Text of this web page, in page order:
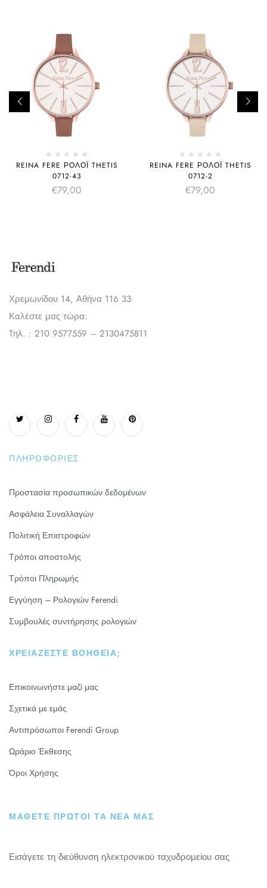
REINA FERE ΡΟΛΌΙ THETIS
0712-43
€79,00
REINA FERE ΡΟΛΌΙ THETIS
0712-2
€79,00
Χρεμωνίδου 14, Αθήνα 116 33
Καλέστε μας τώρα:
Tηλ. : 210 9577559 – 2130475811
ΠΛΗΡΟΦΟΡΊΕΣ
Προστασία προσωπικών δεδομένων
Ασφάλεια Συναλλαγών
Πολιτική Επιστροφών
Τρόποι αποστολής
Τρόποι Πληρωμής
Εγγύηση – Ρολογιών Ferendi
Συμβουλές συντήρησης ρολογιών
ΧΡΕΙΆΖΕΣΤΕ ΒΟΉΘΕΙΑ;
Επικοινωνήστε μαζί μας
Σχετικά με εμάς
Αντιπρόσωποι Ferendi Group
Ωράριο Έκθεσης
Όροι Χρήσης
ΜΑΘΕΤΕ ΠΡΩΤΟΙ ΤΑ ΝΕΑ ΜΑΣ
Εισάγετε τη διεύθυνση ηλεκτρονικού ταχυδρομείου σας